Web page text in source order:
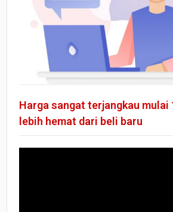
Harga sangat terjangkau mulai
lebih hemat dari beli baru